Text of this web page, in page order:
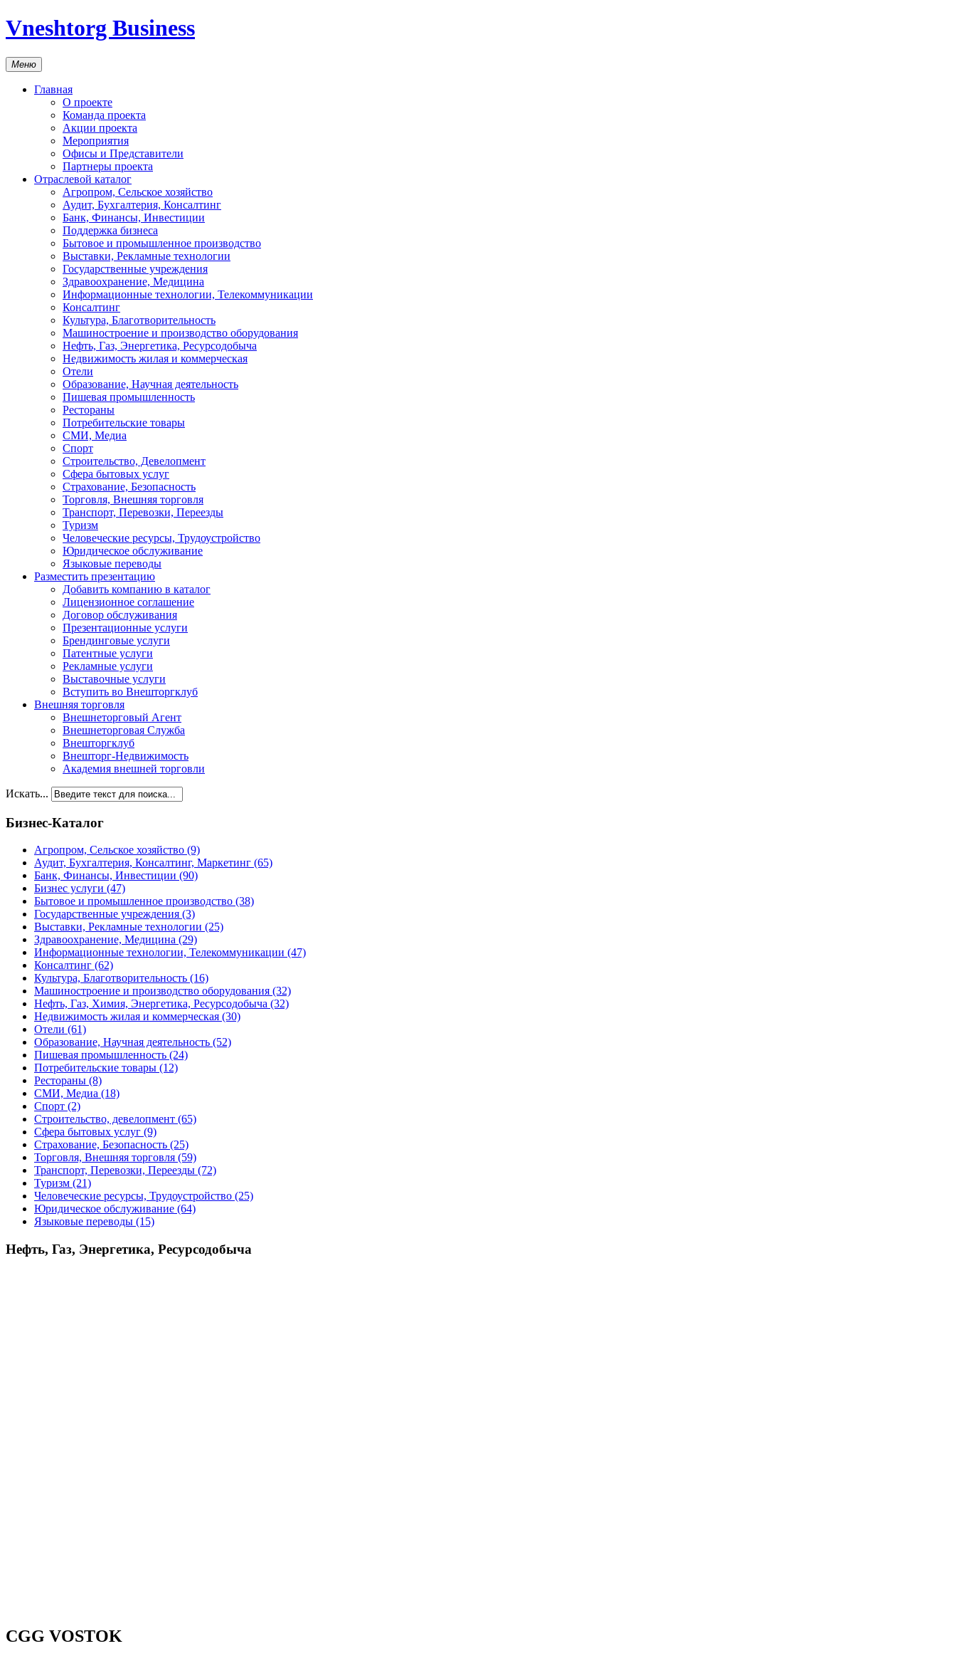
Vneshtorg Business
Меню
Главная
О проекте
Команда проекта
Акции проекта
Мероприятия
Офисы и Представители
Партнеры проекта
Отраслевой каталог
Агропром, Сельское хозяйство
Аудит, Бухгалтерия, Консалтинг
Банк, Финансы, Инвестиции
Поддержка бизнеса
Бытовое и промышленное производство
Выставки, Рекламные технологии
Государственные учреждения
Здравоохранение, Медицина
Информационные технологии, Телекоммуникации
Консалтинг
Культура, Благотворительность
Машиностроение и производство оборудования
Нефть, Газ, Энергетика, Ресурсодобыча
Недвижимость жилая и коммерческая
Отели
Образование, Научная деятельность
Пишевая промышленность
Рестораны
Потребительские товары
СМИ, Медиа
Спорт
Строительство, Девелопмент
Сфера бытовых услуг
Страхование, Безопасность
Торговля, Внешняя торговля
Транспорт, Перевозки, Переезды
Туризм
Человеческие ресурсы, Трудоустройство
Юридическое обслуживание
Языковые переводы
Разместить презентацию
Добавить компанию в каталог
Лицензионное соглашение
Договор обслуживания
Презентационные услуги
Брендинговые услуги
Патентные услуги
Рекламные услуги
Выставочные услуги
Вступить во Внешторгклуб
Внешняя торговля
Внешнеторговый Агент
Внешнеторговая Служба
Внешторгклуб
Внешторг-Недвижимость
Академия внешней торговли
Искать...
Бизнес-Каталог
Агропром, Сельское хозяйство (9)
Аудит, Бухгалтерия, Консалтинг, Маркетинг (65)
Банк, Финансы, Инвестиции (90)
Бизнес услуги (47)
Бытовое и промышленное производство (38)
Государственные учреждения (3)
Выставки, Рекламные технологии (25)
Здравоохранение, Медицина (29)
Информационные технологии, Телекоммуникации (47)
Консалтинг (62)
Культура, Благотворительность (16)
Машиностроение и производство оборудования (32)
Нефть, Газ, Химия, Энергетика, Ресурсодобыча (32)
Недвижимость жилая и коммерческая (30)
Отели (61)
Образование, Научная деятельность (52)
Пишевая промышленность (24)
Потребительские товары (12)
Рестораны (8)
СМИ, Медиа (18)
Спорт (2)
Строительство, девелопмент (65)
Сфера бытовых услуг (9)
Страхование, Безопасность (25)
Торговля, Внешняя торговля (59)
Транспорт, Перевозки, Переезды (72)
Туризм (21)
Человеческие ресурсы, Трудоустройство (25)
Юридическое обслуживание (64)
Языковые переводы (15)
Нефть, Газ, Энергетика, Ресурсодобыча
CGG VOSTOK